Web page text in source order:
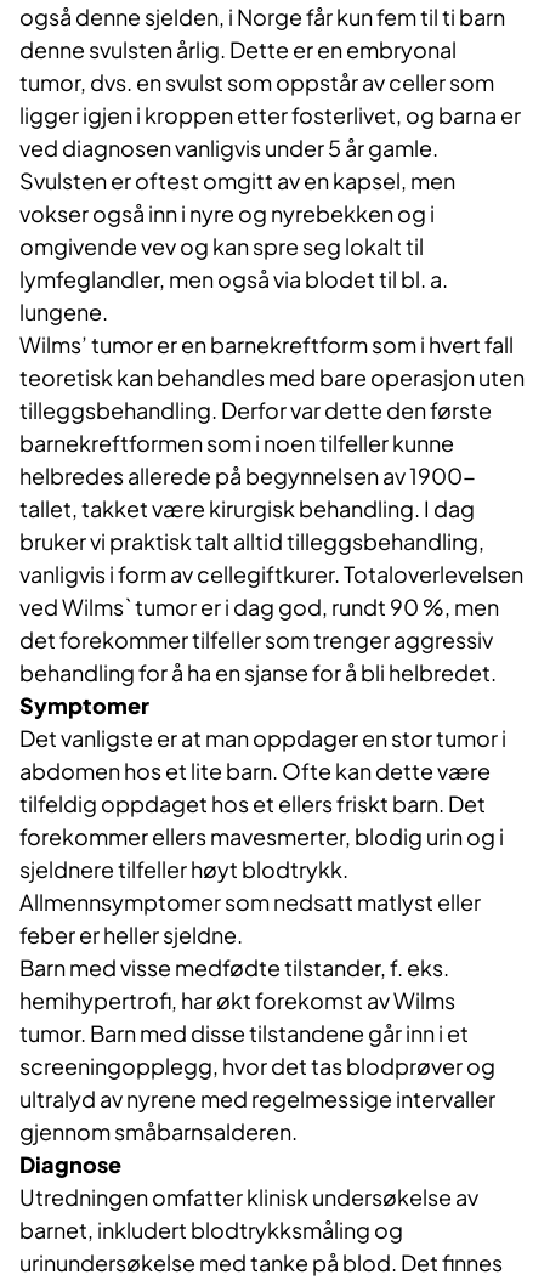
også denne sjelden, i Norge får kun fem til ti barn
denne svulsten årlig. Dette er en embryonal
tumor, dvs. en svulst som oppstår av celler som
ligger igjen i kroppen etter fosterlivet, og barna er
ved diagnosen vanligvis under 5 år gamle.
Svulsten er oftest omgitt av en kapsel, men
vokser også inn i nyre og nyrebekken og i
omgivende vev og kan spre seg lokalt til
lymfeglandler, men også via blodet til bl. a.
lungene.
Wilms’ tumor er en barnekreftform som i hvert fall
teoretisk kan behandles med bare operasjon uten
tilleggsbehandling. Derfor var dette den første
barnekreftformen som i noen tilfeller kunne
helbredes allerede på begynnelsen av 1900-
tallet, takket være kirurgisk behandling. I dag
bruker vi praktisk talt alltid tilleggsbehandling,
vanligvis i form av cellegiftkurer. Totaloverlevelsen
ved Wilms` tumor er i dag god, rundt 90 %, men
det forekommer tilfeller som trenger aggressiv
behandling for å ha en sjanse for å bli helbredet.
Symptomer
Det vanligste er at man oppdager en stor tumor i
abdomen hos et lite barn. Ofte kan dette være
tilfeldig oppdaget hos et ellers friskt barn. Det
forekommer ellers mavesmerter, blodig urin og i
sjeldnere tilfeller høyt blodtrykk.
Allmennsymptomer som nedsatt matlyst eller
feber er heller sjeldne.
Barn med visse medfødte tilstander, f. eks.
hemihypertrofi, har økt forekomst av Wilms
tumor. Barn med disse tilstandene går inn i et
screeningopplegg, hvor det tas blodprøver og
ultralyd av nyrene med regelmessige intervaller
gjennom småbarnsalderen.
Diagnose
Utredningen omfatter klinisk undersøkelse av
barnet, inkludert blodtrykksmåling og
urinundersøkelse med tanke på blod. Det finnes